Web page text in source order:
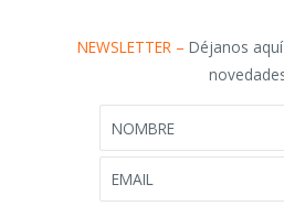
NEWSLETTER – Déjanos